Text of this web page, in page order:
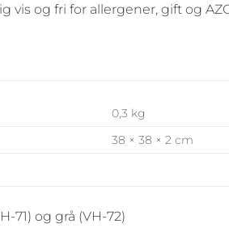
og fri for allergener, gift og
0,3 kg
38 × 38 × 2 cm
71) og grå (VH-72)